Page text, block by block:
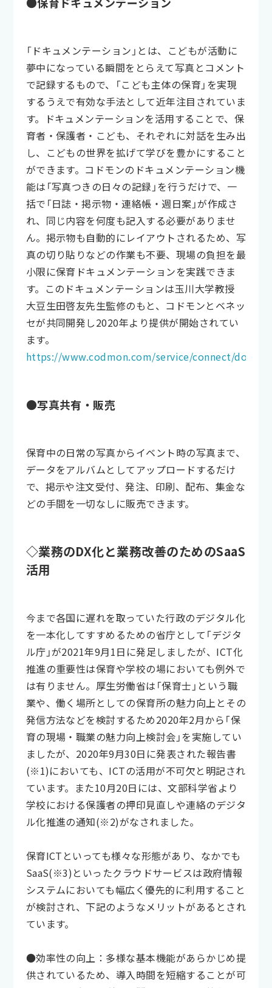
「ドキュメンテーション」とは、こどもが活動に
夢中になっている瞬間をとらえて写真とコメント
で記録するもので、「こども主体の保育」を実現
するうえで有効な手法として近年注目されていま
す。ドキュメンテーションを活用することで、保
育者・保護者・こども、それぞれに対話を生み出
し、こどもの世界を拡げて学びを豊かにすること
ができます。コドモンのドキュメンテーション機
能は「写真つきの日々の記録」を行うだけで、一
括で「日誌・掲示物・連絡帳・週日案」が作成さ
れ、同じ内容を何度も記入する必要がありませ
ん。掲示物も自動的にレイアウトされるため、写
真の切り貼りなどの作業も不要、現場の負担を最
小限に保育ドキュメンテーションを実践できま
す。このドキュメンテーションは玉川大学教授
大豆生田啓友先生監修のもと、コドモンとベネッ
セが共同開発し2020年より提供が開始されてい
ます。
https://www.codmon.com/service/connect/
●写真共有・販売
保育中の日常の写真からイベント時の写真まで、
データをアルバムとしてアップロードするだけ
で、掲示や注文受付、発注、印刷、配布、集金な
どの手間を一切なしに販売できます。
◇業務のDX化と業務改善のためのSaaS
活用
今まで各国に遅れを取っていた行政のデジタル化
を一本化してすすめるための省庁として「デジタ
ル庁」が2021年9月1日に発足しましたが、ICT化
推進の重要性は保育や学校の場においても例外で
は有りません。厚生労働省は「保育士」という職
業や、働く場所としての保育所の魅力向上とその
発信方法などを検討するため2020年2月から「保
育の現場・職業の魅力向上検討会」を実施してい
ましたが、2020年9月30日に発表された報告書
(※1)においても、ICTの活用が不可欠と明記され
ています。また10月20日には、文部科学省より
学校における保護者の押印見直しや連絡のデジタ
ル化推進の通知(※2)がなされました。
保育ICTといっても様々な形態があり、なかでも
SaaS(※3)といったクラウドサービスは政府情報
システムにおいても幅広く優先的に利用すること
が検討され、下記のようなメリットがあるとされ
ています。
●効率性の向上：多様な基本機能があらかじめ提
供されているため、導入時間を短縮することが可